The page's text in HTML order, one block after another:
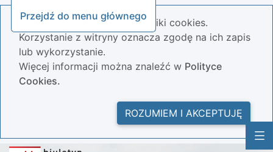
Przejdź do menu głównego
Nasza strona wykorzystuje pliki cookies.
Korzystanie z witryny oznacza zgodę na ich zapis
lub wykorzystanie.
Więcej informacji można znaleźć w Polityce
Cookies.
ROZUMIEM I AKCEPTUJĘ